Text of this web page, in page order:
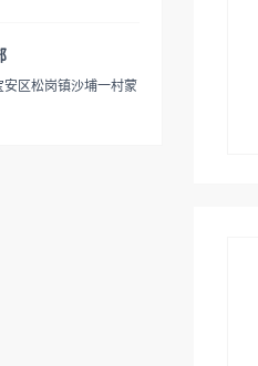
区松岗镇沙埔一村蒙